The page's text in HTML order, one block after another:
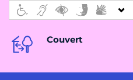
Couvert